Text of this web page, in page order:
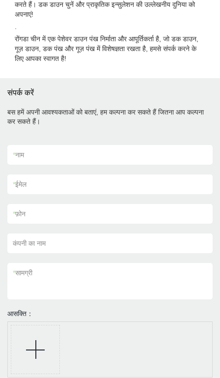
करते हैं। डक डाउन चुनें और प्राकृतिक इन्सुलेशन की उल्लेखनीय दुनिया को
अपनाएं!
रोंगडा चीन में एक पेशेवर डाउन पंख निर्माता और आपूर्तिकर्ता है, जो डक डाउन,
गूज़ डाउन, डक पंख और गूज़ पंख में विशेषज्ञता रखता है, हमसे संपर्क करने के
लिए आपका स्वागत है!
संपर्क करें
बस हमें अपनी आवश्यकताओं को बताएं, हम कल्पना कर सकते हैं जितना आप कल्पना
कर सकते हैं।
*नाम
*ईमेल
*फ़ोन
कंपनी का नाम
*सामग्री
आसक्ति：